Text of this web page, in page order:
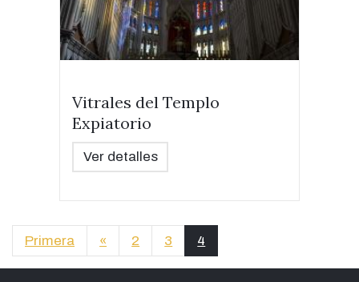
Vitrales del Templo
Expiatorio
Ver detalles
Primera « 2 3 4